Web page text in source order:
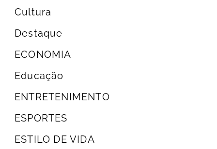
Cultura
Destaque
ECONOMIA
Educação
ENTRETENIMENTO
ESPORTES
ESTILO DE VIDA